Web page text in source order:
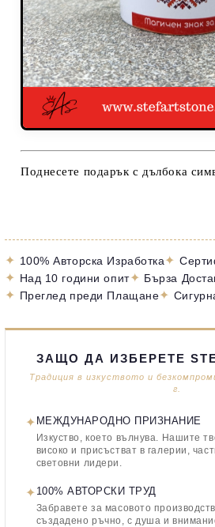
Поднесете подарък с дълбока
✦ 100% Авторска Изработка✦
✦ Над 10 години опит✦ Бърза
✦ Преглед преди Плащане✦
ЗАЩО ДА ИЗБЕРЕТЕ
Традиция в изкуството и
г.
✦ МЕЖДУНАРОДНО ПРИЗНАНИЕ
Изкуство, което вълнува. Нашите
високо и присъстват в галерии,
световни лидери.
✦ 100% АВТОРСКИ ТРУД
Забравете за масовото
създадено ръчно, с душа и